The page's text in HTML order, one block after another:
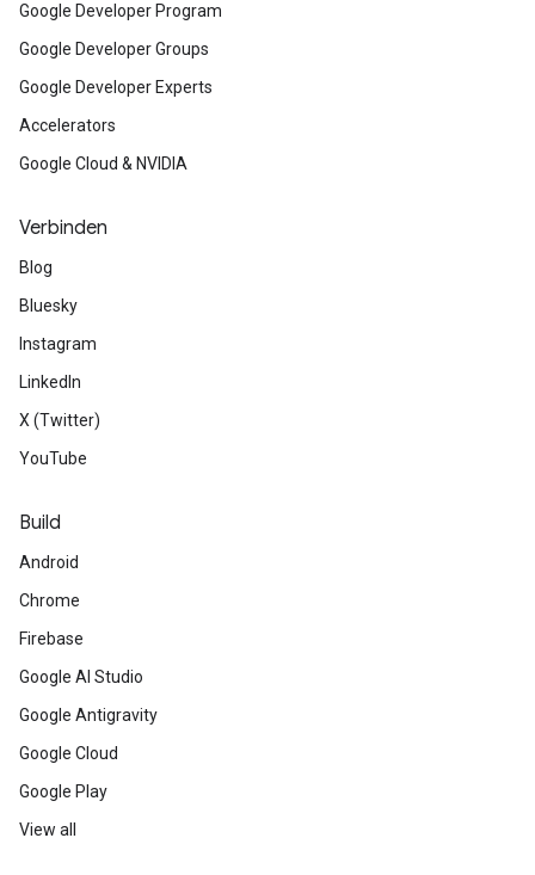
Google Developer Program
Google Developer Groups
Google Developer Experts
Accelerators
Google Cloud & NVIDIA
Verbinden
Blog
Bluesky
Instagram
LinkedIn
X (Twitter)
YouTube
Build
Android
Chrome
Firebase
Google AI Studio
Google Antigravity
Google Cloud
Google Play
View all